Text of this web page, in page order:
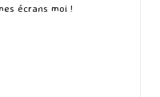
écrans moi !